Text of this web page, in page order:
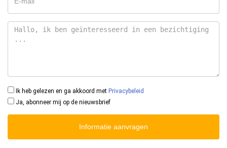
Ik heb gelezen en ga akkoord met Privacybeleid
Ja, abonneer mij op de nieuwsbrief
Informatie aanvragen